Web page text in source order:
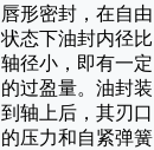
唇形密封，在自由
状态下油封内径比
轴径小，即有一定
的过盈量。油封装
到轴上后，其刃口
的压力和自紧弹簧